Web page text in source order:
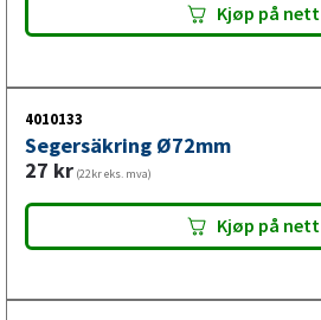
Kjøp på nett
4010133
Segersäkring Ø72mm
27 kr (22kr eks. mva)
Kjøp på nett